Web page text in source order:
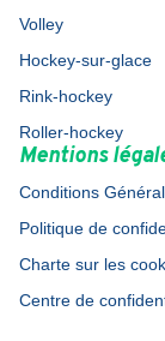
Volley
Hockey-sur-glace
Rink-hockey
Roller-hockey
Mentions
Conditions
Politique de
Charte sur les
Centre de